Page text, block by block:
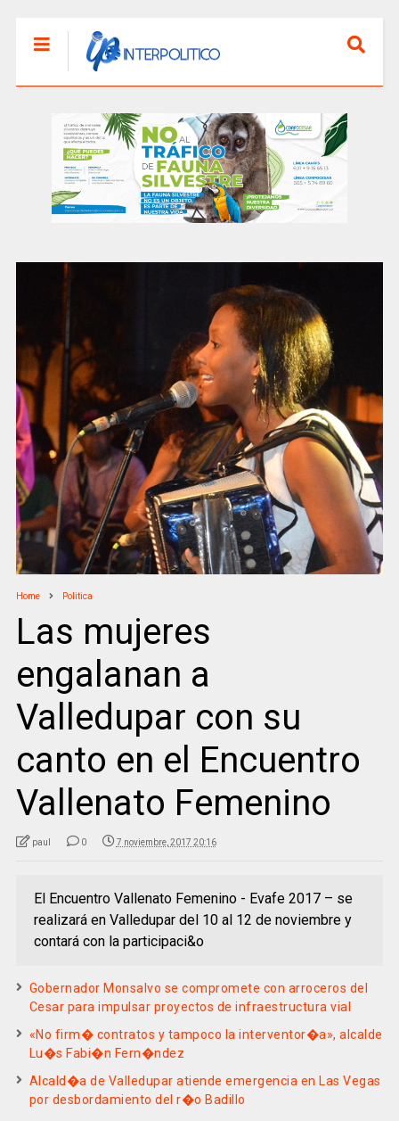
Home Politica
Las mujeres
engalanan a
Valledupar con su
canto en el Encuentro
Vallenato Femenino
paul 0 7 noviembre, 2017 20:16
El Encuentro Vallenato Femenino - Evafe 2017 – se
realizará en Valledupar del 10 al 12 de noviembre y
contará con la participaci&o
Gobernador Monsalvo se compromete con arroceros del
Cesar para impulsar proyectos de infraestructura vial
«No firm� contratos y tampoco la interventor�a», alcalde
Lu�s Fabi�n Fern�ndez
Alcald�a de Valledupar atiende emergencia en Las Vegas
por desbordamiento del r�o Badillo